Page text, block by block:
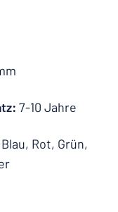
7-10 Jahre
Rot, Grün,